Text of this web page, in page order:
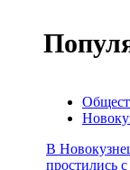
В
простились